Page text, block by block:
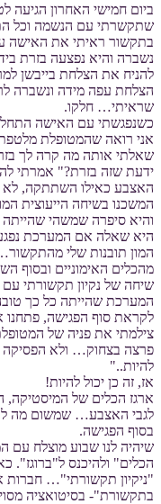
ביום חמישי האחרון הגיעה
שתקשרתי עם הנשמה וכל
בתקשור ראיתי את האישה
נשברה והיא נפצעה בזרת
להניח את הצלחת בייבשן
הצלחת עפה מידה ונשברה
שראיתי… חלקו.
כשנפגשתי עם האישה
אני רואה שהמטופלת
שאלתי אותה מה קרה לך
ידעת שזה בזרת?" אמרתי
האצבע כאילו השתתקה, לא
המשכנו בשיחה הייעוצית
והיא סיפרה שמשהי
היא שאלה אם המערכת
המון תובנות שלי
מהכלים האימוניים ובסוף
שיחה של נקיון תקשורתי
המערכת שהייתה כל כך
לקראת סוף הפגישה,
צילמתי את פניה של
פרצה בצחוק… ולא הפסיקה
להיות.."
אז, זה כן יכול להיות!
ארגז הכלים של המיסטיקה,
לגבי האצבע… שמשום מה
בסוף הפגישה.
שיהיה לנו שבוע מוצלח עם
הכלים" ולהיכנס ל"ברוגז".
"ניקיון תקשורתי"…
בתקשורת"- בסיטואציה